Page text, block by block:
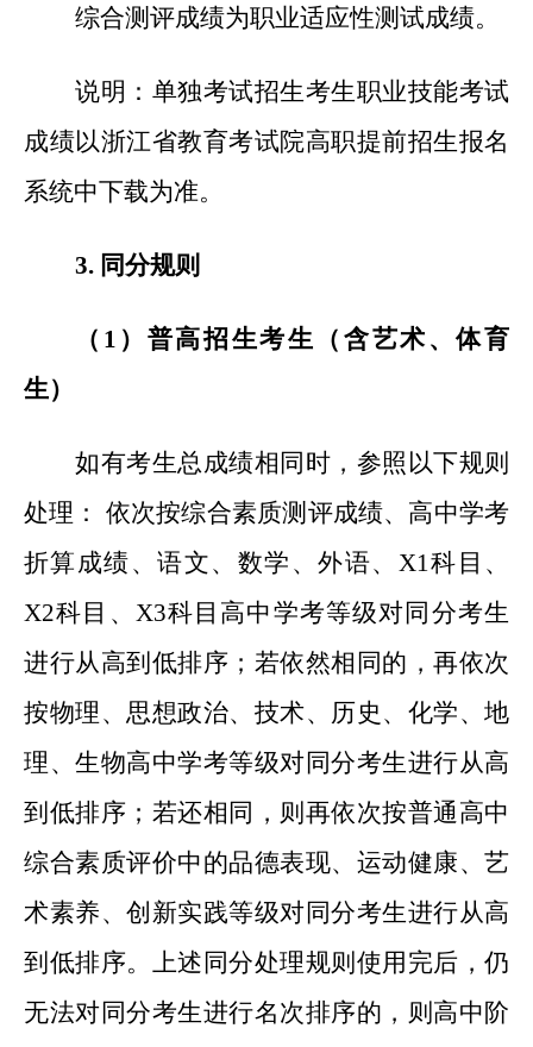
综合测评成绩为职业适应性测试成绩。
说明：单独考试招生考生职业技能考试
成绩以浙江省教育考试院高职提前招生报名
系统中下载为准。
3. 同分规则
（1）普高招生考生（含艺术、体育
生）
如有考生总成绩相同时，参照以下规则
处理： 依次按综合素质测评成绩、高中学考
折算成绩、语文、数学、外语、X1科目、
X2科目、X3科目高中学考等级对同分考生
进行从高到低排序；若依然相同的，再依次
按物理、思想政治、技术、历史、化学、地
理、生物高中学考等级对同分考生进行从高
到低排序；若还相同，则再依次按普通高中
综合素质评价中的品德表现、运动健康、艺
术素养、创新实践等级对同分考生进行从高
到低排序。上述同分处理规则使用完后，仍
无法对同分考生进行名次排序的，则高中阶